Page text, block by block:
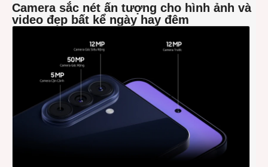
Camera sắc nét ấn tượng cho hình ảnh và
video đẹp bất kể ngày hay đêm